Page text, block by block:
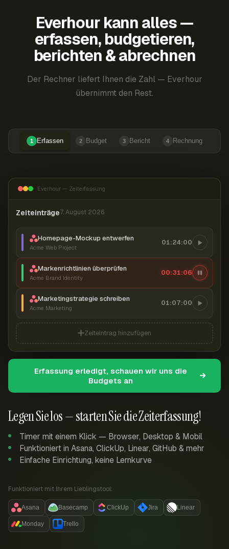
Everhour kann alles —
erfassen, budgetieren,
berichten & abrechnen
Der Rechner liefert Ihnen die Zahl — Everhour
übernimmt den Rest.
1 Erfassen 2 Budget 3 Bericht 4 Rechnung
Legen Sie los — starten Sie die Zeiterfassung!
Timer mit einem Klick — Browser, Desktop & Mobil
Funktioniert in Asana, ClickUp, Linear, GitHub & mehr
Einfache Einrichtung, keine Lernkurve
Funktioniert mit Ihrem Lieblingstool:
Asana Basecamp ClickUp Jira Linear
Monday Trello
Everhour — Zeiterfassung
Zeiteinträge7. August 2026
Homepage-Mockup entwerfen
Acme Web Project
01:24:00
Markenrichtlinien überprüfen
Acme Brand Identity
00:31:07
Marketingstrategie schreiben
Acme Marketing
01:07:00
Zeiteintrag hinzufügen
Erfassung erledigt, schauen wir uns die
Budgets an